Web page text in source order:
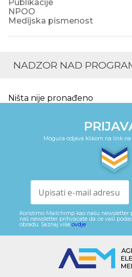
Publikacije
NPOO
Medijska pismenost
NADZOR NAD
Ništa nije pronađeno
Moguća odjava klikom na link
Koristimo Mailchimp kao našu newsletter
naš newsletter prihvaćate da će vaši
obradu. Saznaj više ovdje.